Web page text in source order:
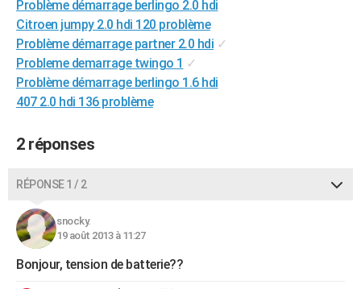
CARTE DE VOEUX
Carte de Noël
Carte Bonne année
Carte Saint-Valentin
Carte Pâques
Carte d'anniversaire
DICTIONNAIRE
Dictionnaire
Biographies
Citations
Expressions
Proverbes
PROGRAMME TV
COPAINS D'AVANT
S'inscrire
Se connecter
Lycées
Collèges
Primaires
Universités
Entreprises
Service militaire
Avis de recherche
AVIS DE DÉCÈS
Problème démarrage berlingo 2.0 hdi
Citroen jumpy 2.0 hdi 120 problème
Problème démarrage partner 2.0 hdi ✓
Probleme demarrage twingo 1 ✓
Problème démarrage berlingo 1.6 hdi
407 2.0 hdi 136 problème
2 réponses
RÉPONSE 1 / 2
snocky.
19 août 2013 à 11:27
Bonjour, tension de batterie??